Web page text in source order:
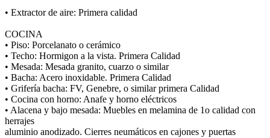
• Extractor de aire: Primera calidad
COCINA
• Piso: Porcelanato o cerámico
• Techo: Hormigon a la vista. Primera Calidad
• Mesada: Mesada granito, cuarzo o similar
• Bacha: Acero inoxidable. Primera Calidad
• Grifería bacha: FV, Genebre, o similar primera Calidad
• Cocina con horno: Anafe y horno eléctricos
• Alacena y bajo mesada: Muebles en melamina de 1o calidad con
herrajes
aluminio anodizado. Cierres neumáticos en cajones y puertas